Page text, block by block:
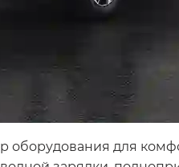
оборудования для